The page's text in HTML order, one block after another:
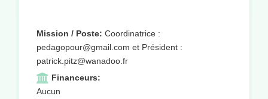
Mission / Poste: Coordinatrice :
pedagopour@gmail.com et Président :
patrick.pitz@wanadoo.fr
Financeurs:
Aucun